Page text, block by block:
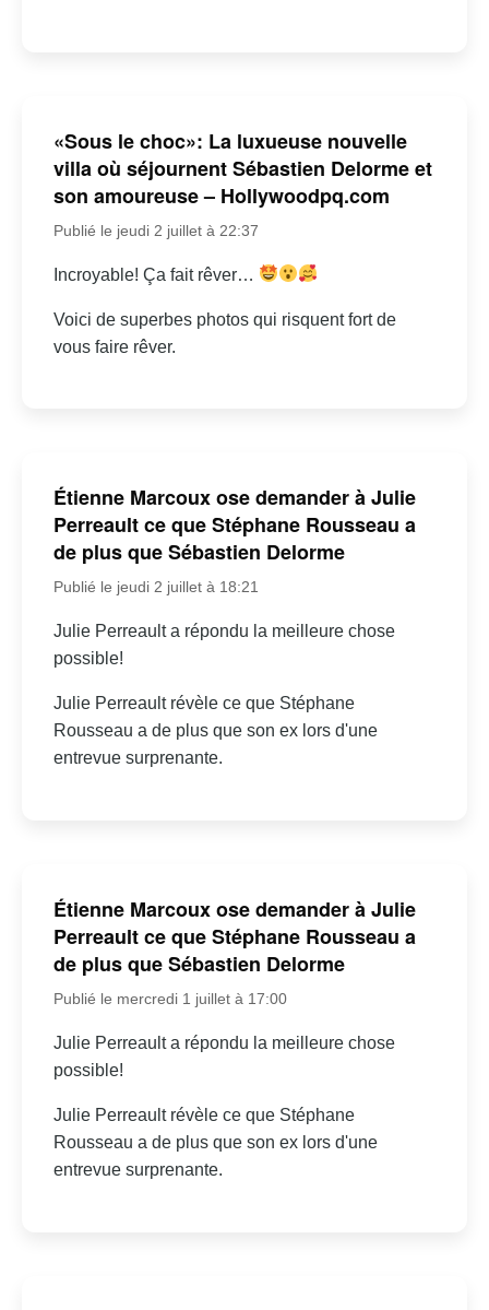
«Sous le choc»: La luxueuse nouvelle
villa où séjournent Sébastien Delorme et
son amoureuse – Hollywoodpq.com
Publié le jeudi 2 juillet à 22:37
Incroyable! Ça fait rêver…
Voici de superbes photos qui risquent fort de
vous faire rêver.
Étienne Marcoux ose demander à Julie
Perreault ce que Stéphane Rousseau a
de plus que Sébastien Delorme
Publié le jeudi 2 juillet à 18:21
Julie Perreault a répondu la meilleure chose
possible!
Julie Perreault révèle ce que Stéphane
Rousseau a de plus que son ex lors d'une
entrevue surprenante.
Étienne Marcoux ose demander à Julie
Perreault ce que Stéphane Rousseau a
de plus que Sébastien Delorme
Publié le mercredi 1 juillet à 17:00
Julie Perreault a répondu la meilleure chose
possible!
Julie Perreault révèle ce que Stéphane
Rousseau a de plus que son ex lors d'une
entrevue surprenante.